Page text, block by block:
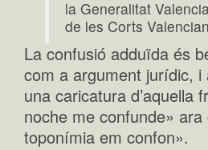
la Generalitat
de les Corts
La confusió adduïda és
com a argument jurídic, i
una caricatura d’aquella
noche me confunde»
toponímia em confon».